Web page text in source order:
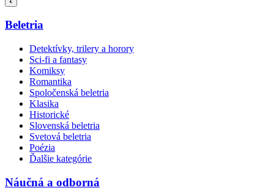
Beletria
Detektívky, trilery a horory
Sci-fi a fantasy
Komiksy
Romantika
Spoločenská beletria
Klasika
Historické
Slovenská beletria
Svetová beletria
Poézia
Ďalšie kategórie
Náučná a odborná